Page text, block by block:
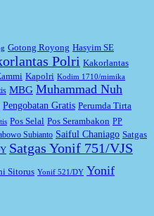
Gotong Royong Hasyim SE
Polri Kakorlantas
Kapolri Kodim 1710/mimika
MBG Muhammad Nuh
Pengobatan Gratis Perumda Tirta
Pos Selal Pos Serambakon PP
Subianto Saiful Chaniago Satgas
Satgas Yonif 751/VJS
Sitorus Yonif 521/DY Yonif